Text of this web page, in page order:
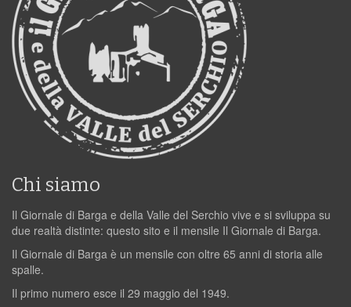
Chi siamo
Il Giornale di Barga e della Valle del Serchio vive e si sviluppa su
due realtà distinte: questo sito e il mensile Il Giornale di Barga.
Il Giornale di Barga è un mensile con oltre 65 anni di storia alle
spalle.
Il primo numero esce il 29 maggio del 1949.